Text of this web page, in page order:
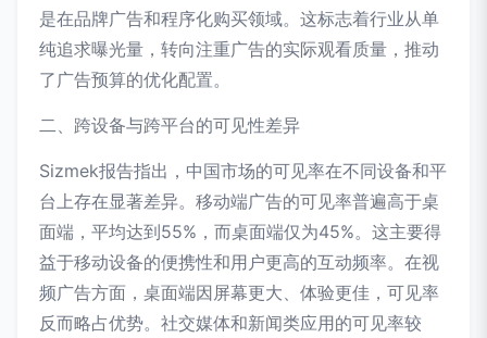
是在品牌广告和程序化购买领域。这标志着行业从单
纯追求曝光量，转向注重广告的实际观看质量，推动
了广告预算的优化配置。
二、跨设备与跨平台的可见性差异
Sizmek报告指出，中国市场的可见率在不同设备和平
台上存在显著差异。移动端广告的可见率普遍高于桌
面端，平均达到55%，而桌面端仅为45%。这主要得
益于移动设备的便携性和用户更高的互动频率。在视
频广告方面，桌面端因屏幕更大、体验更佳，可见率
反而略占优势。社交媒体和新闻类应用的可见率较